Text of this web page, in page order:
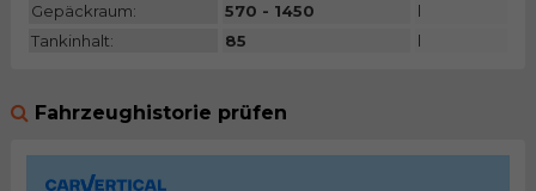
Gepäckraum:
570 - 1450
l
Tankinhalt:
85 l
Fahrzeughistorie prüfen